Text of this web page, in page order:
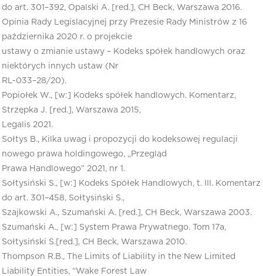
do art. 301–392, Opalski A. [red.], CH Beck, Warszawa 2016.
Opinia Rady Legislacyjnej przy Prezesie Rady Ministrów z 16
października 2020 r. o projekcie
ustawy o zmianie ustawy – Kodeks spółek handlowych oraz
niektórych innych ustaw (Nr
RL-033–28/20).
Popiołek W., [w:] Kodeks spółek handlowych. Komentarz,
Strzępka J. [red.], Warszawa 2015,
Legalis 2021.
Sołtys B., Kilka uwag i propozycji do kodeksowej regulacji
nowego prawa holdingowego, „Przegląd
Prawa Handlowego” 2021, nr 1.
Sołtysiński S., [w:] Kodeks Spółek Handlowych, t. III. Komentarz
do art. 301–458, Sołtysiński S.,
Szajkowski A., Szumański A. [red.], CH Beck, Warszawa 2003.
Szumański A., [w:] System Prawa Prywatnego. Tom 17a,
Sołtysiński S.[red.], CH Beck, Warszawa 2010.
Thompson R.B., The Limits of Liability in the New Limited
Liability Entities, “Wake Forest Law